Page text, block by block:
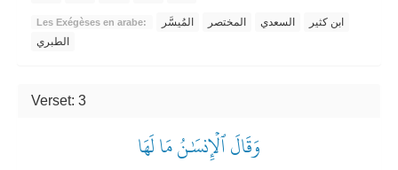
Les Exégèses en arabe: المُيسَّر المختصر السعدي
ابن كثير
الطبري
Verset: 3
وَقَالَ ٱلۡإِنسَٰنُ مَا لَهَا